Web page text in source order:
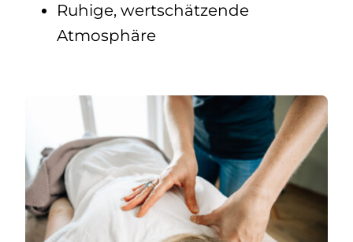
Ruhige, wertschätzende
Atmosphäre